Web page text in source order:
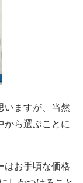
いますが、当然
から選ぶことに
はお手頃な価格